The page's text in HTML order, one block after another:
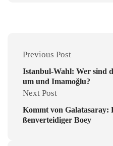
Previous Post
Istanbul-Wahl: Wer sind
um und Imamoğlu?
Next Post
Kommt von Galatasaray:
ßenverteidiger Boey